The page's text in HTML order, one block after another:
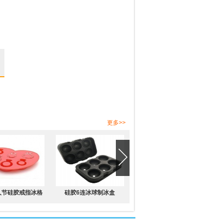
更多>>
硅胶戒指冰格 硅胶6连冰球制冰盒